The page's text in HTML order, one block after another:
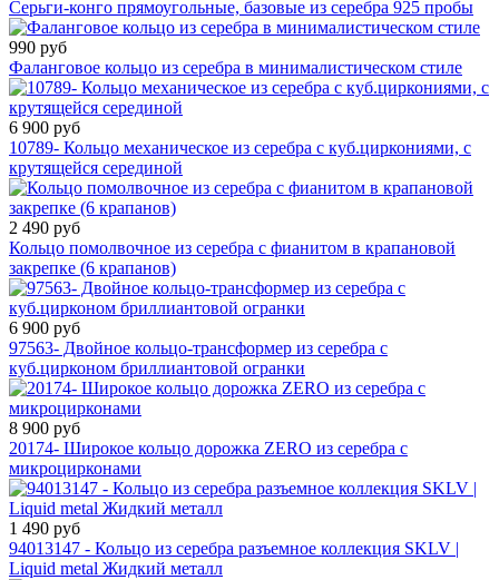
Серьги-конго прямоугольные, базовые из серебра 925 пробы
990 руб
Фаланговое кольцо из серебра в минималистическом стиле
6 900 руб
10789- Кольцо механическое из серебра с куб.циркониями, с
крутящейся серединой
2 490 руб
Кольцо помолвочное из серебра с фианитом в крапановой
закрепке (6 крапанов)
6 900 руб
97563- Двойное кольцо-трансформер из серебра с
куб.цирконом бриллиантовой огранки
8 900 руб
20174- Широкое кольцо дорожка ZERO из серебра с
микроцирконами
1 490 руб
94013147 - Кольцо из серебра разъемное коллекция SKLV |
Liquid metal Жидкий металл